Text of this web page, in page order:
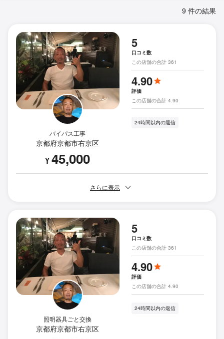
9 件の結果
バイパス工事
京都府京都市右京区
¥45,000
5
口コミ数
この店舗の合計 361
4.90
評価
この店舗の合計 4.90
24時間以内の返信
さらに表示
照明器具ごと交換
京都府京都市右京区
5
口コミ数
この店舗の合計 361
4.90
評価
この店舗の合計 4.90
24時間以内の返信